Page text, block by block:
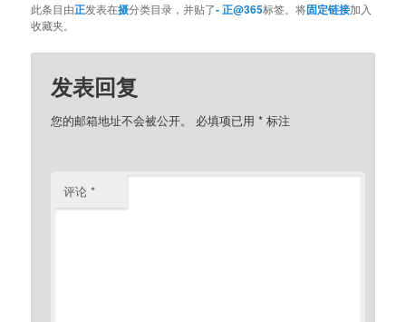
此条目由正发表在摄分类目录，并贴了- 正@365标签。将固定链接加入
收藏夹。
发表回复
您的邮箱地址不会被公开。 必填项已用* 标注
评论*